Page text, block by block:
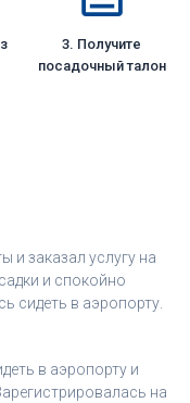
3. Получите
посадочный талон
и заказал услугу на
и спокойно
сидеть в аэропорту.
в аэропорту и
на